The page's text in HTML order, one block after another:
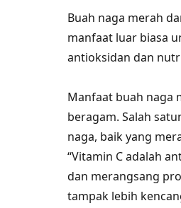
Buah naga merah
manfaat luar biasa
antioksidan dan
Manfaat buah naga
beragam. Salah
naga, baik yang
“Vitamin C adalah
dan merangsang
tampak lebih